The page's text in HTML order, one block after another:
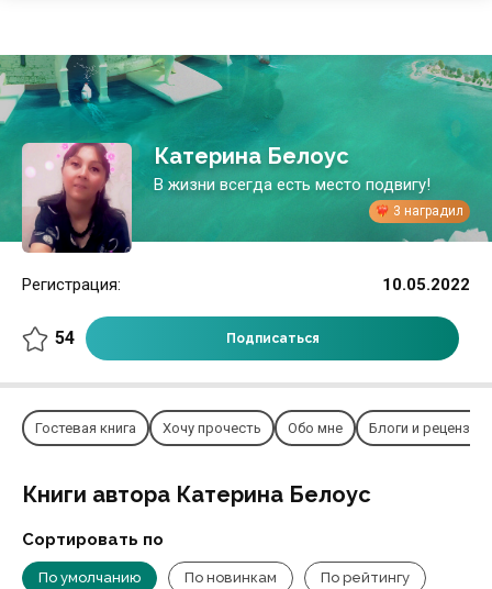
Катерина Белоус
В жизни всегда есть место подвигу!
3 наградил
10.05.2022
Регистрация:
54 Подписаться
Гостевая книга Хочу прочесть Обо мне Блоги и рецензии
Книги автора Катерина Белоус
Сортировать по
По умолчанию По новинкам По рейтингу